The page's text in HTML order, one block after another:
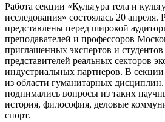
Работа секции «Культура тела и
исследования» состоялась 20
представлены перед широкой
преподавателей и профессоров
приглашенных экспертов и
представителей реальных секторов
индустриальных партнеров. В
из области гуманитарных
поднимались вопросы из таких
история, философия, деловые
спорт.